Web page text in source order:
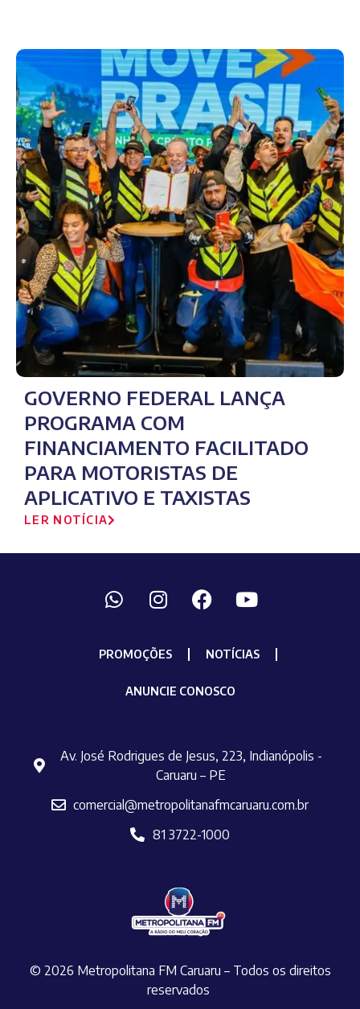
GOVERNO FEDERAL LANÇA
PROGRAMA COM
FINANCIAMENTO FACILITADO
PARA MOTORISTAS DE
APLICATIVO E TAXISTAS
LER NOTÍCIA
PROMOÇÕES NOTÍCIAS
ANUNCIE CONOSCO
Av. José Rodrigues de Jesus, 223, Indianópolis -
Caruaru – PE
comercial@metropolitanafmcaruaru.com.br
81 3722-1000
© 2026 Metropolitana FM Caruaru – Todos os direitos
reservados